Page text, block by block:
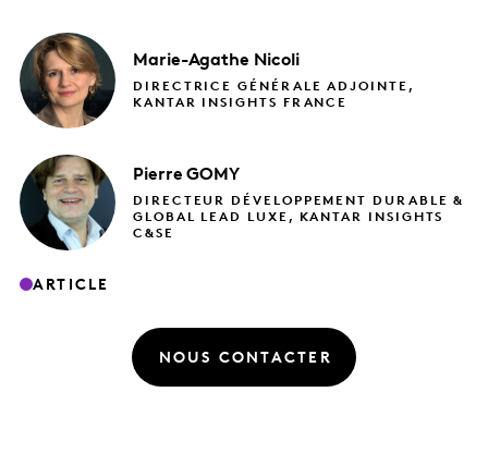
Marie-Agathe Nicoli
DIRECTRICE GÉNÉRALE ADJOINTE,
KANTAR INSIGHTS FRANCE
Pierre GOMY
DIRECTEUR DÉVELOPPEMENT DURABLE &
GLOBAL LEAD LUXE, KANTAR INSIGHTS
C&SE
ARTICLE
NOUS CONTACTER